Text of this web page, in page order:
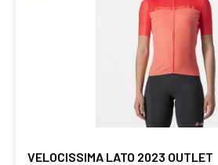
VELOCISSIMA LATO 2023 OUTLET